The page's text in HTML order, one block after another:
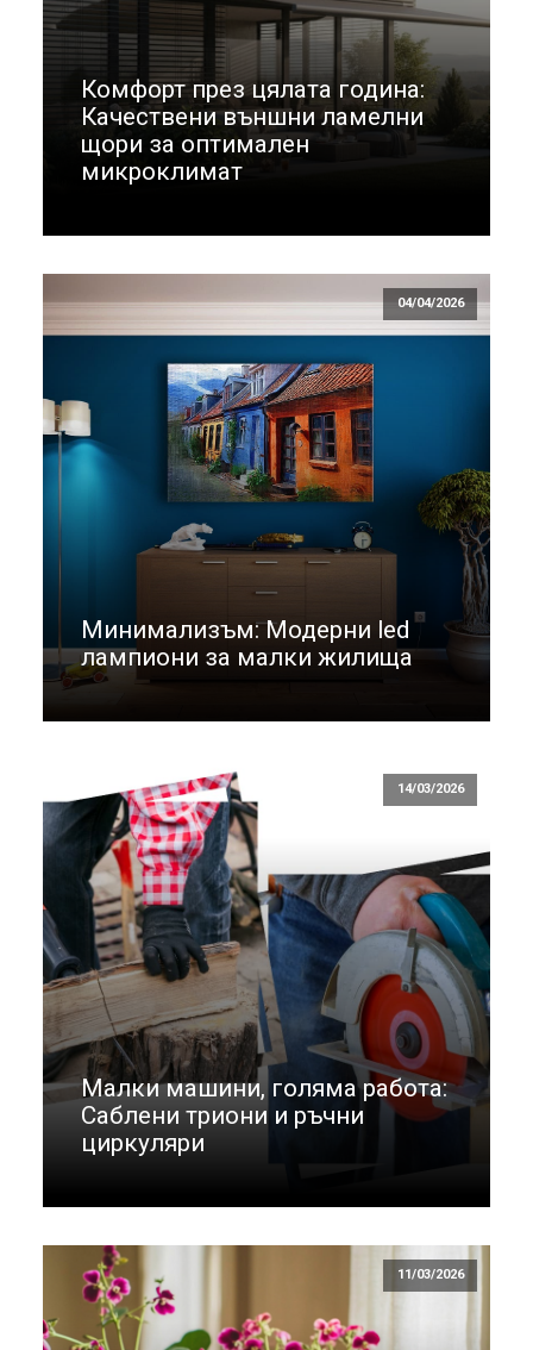
Комфорт през цялата година:
Качествени външни ламелни
щори за оптимален
микроклимат
04/04/2026
Минимализъм: Модерни led
лампиони за малки жилища
14/03/2026
Малки машини, голяма работа:
Саблени триони и ръчни
циркуляри
11/03/2026